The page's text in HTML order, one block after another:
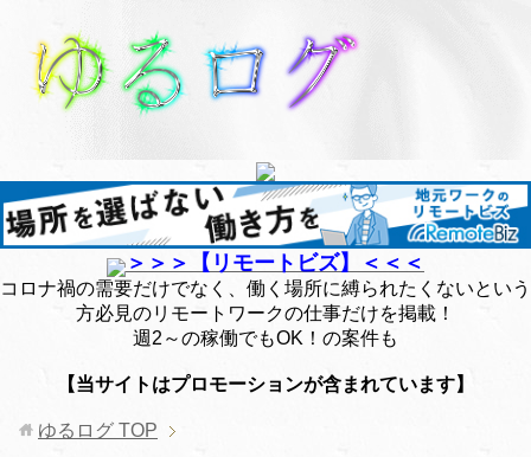
＞＞＞【リモートビズ】＜＜＜
コロナ禍の需要だけでなく、働く場所に縛られたくないという
方必見のリモートワークの仕事だけを掲載！
週2～の稼働でもOK！の案件も
【当サイトはプロモーションが含まれています】
ゆるログ TOP